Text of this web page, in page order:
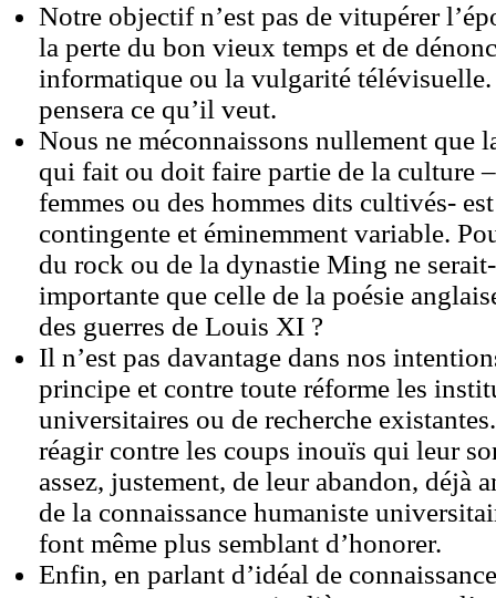
Notre objectif n’est pas de vitupérer
la perte du bon vieux temps et de
informatique ou la vulgarité télévisuelle.
pensera ce qu’il veut.
Nous ne méconnaissons nullement que
qui fait ou doit faire partie de la culture
femmes ou des hommes dits cultivés-
contingente et éminemment variable.
du rock ou de la dynastie Ming ne
importante que celle de la poésie
des guerres de Louis XI ?
Il n’est pas davantage dans nos
principe et contre toute réforme les
universitaires ou de recherche
réagir contre les coups inouïs qui leur
assez, justement, de leur abandon, déjà
de la connaissance humaniste
font même plus semblant d’honorer.
Enfin, en parlant d’idéal de